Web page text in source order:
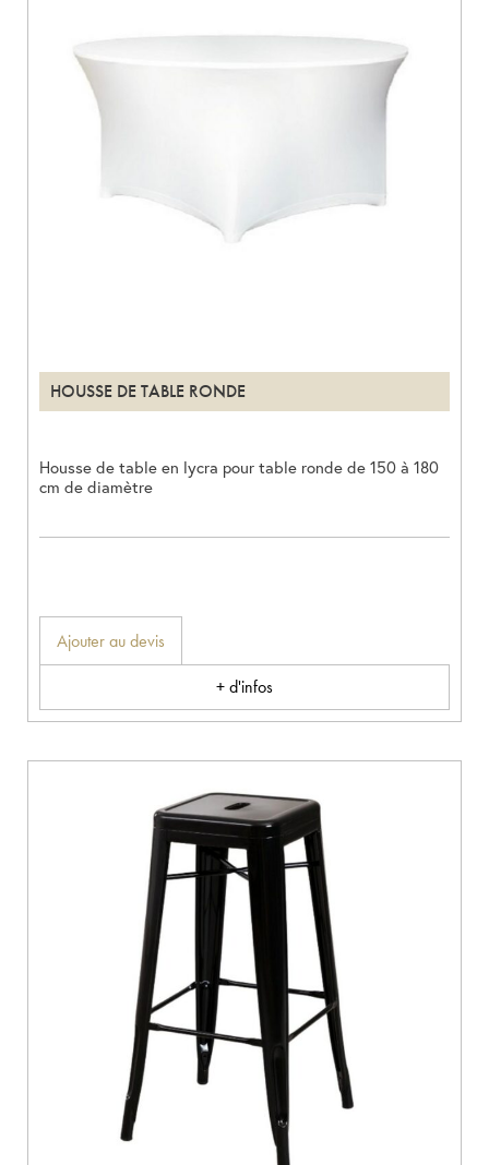
HOUSSE DE TABLE RONDE
Housse de table en lycra pour table ronde de 150 à 180
cm de diamètre
Ajouter au devis
+ d'infos